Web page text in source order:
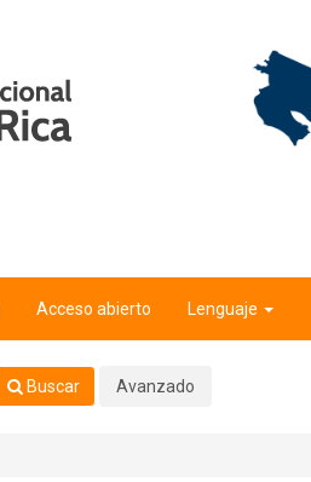
Acceso abierto Lenguaje
Buscar Avanzado